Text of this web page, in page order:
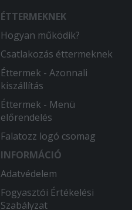
ÉTTERMEKNEK
Hogyan működik?
Csatlakozás éttermeknek
Éttermek - Azonnali
kiszállítás
Éttermek - Menü
előrendelés
Falatozz logó csomag
INFORMÁCIÓ
Adatvédelem
Fogyasztói Értékelési
Szabályzat